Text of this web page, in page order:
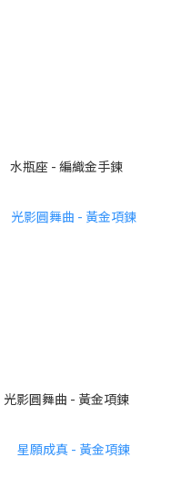
水瓶座 - 編織金手鍊
光影圓舞曲 - 黃金項鍊